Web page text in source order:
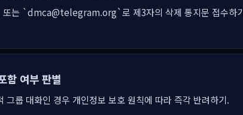
는 `dmca@telegram.org`로 제3자의 삭제 통지문 접수하
함 여부 판별
그룹 대화인 경우 개인정보 보호 원칙에 따라 즉각 반려하기.